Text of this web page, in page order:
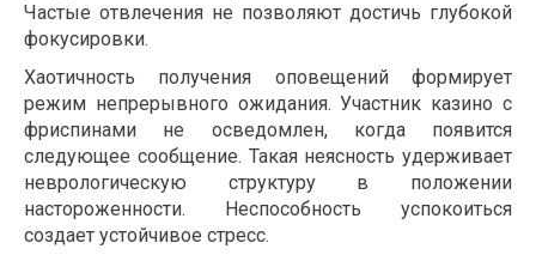
Частые отвлечения не позволяют достичь глубокой
фокусировки.
Хаотичность получения оповещений формирует
режим непрерывного ожидания. Участник казино с
фриспинами не осведомлен, когда появится
следующее сообщение. Такая неясность удерживает
неврологическую структуру в положении
настороженности. Неспособность успокоиться
создает устойчивое стресс.